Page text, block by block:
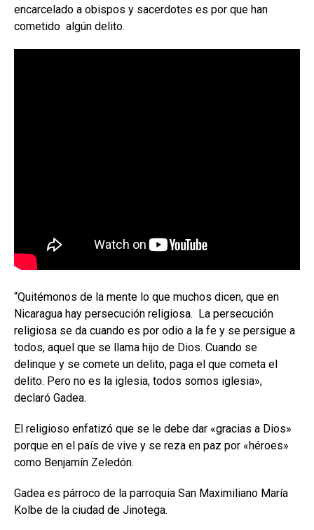
encarcelado a obispos y sacerdotes es por que han
cometido algún delito.
“Quitémonos de la mente lo que muchos dicen, que en
Nicaragua hay persecución religiosa. La persecución
religiosa se da cuando es por odio a la fe y se persigue a
todos, aquel que se llama hijo de Dios. Cuando se
delinque y se comete un delito, paga el que cometa el
delito. Pero no es la iglesia, todos somos iglesia»,
declaró Gadea.
El religioso enfatizó que se le debe dar «gracias a Dios»
porque en el país de vive y se reza en paz por «héroes»
como Benjamín Zeledón.
Gadea es párroco de la parroquia San Maximiliano María
Kolbe de la ciudad de Jinotega.